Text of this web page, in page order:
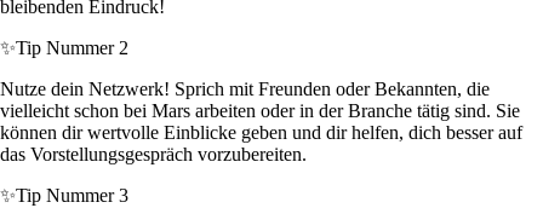
bleibenden Eindruck!
✨Tip Nummer 2
Nutze dein Netzwerk! Sprich mit Freunden oder Bekannten, die
vielleicht schon bei Mars arbeiten oder in der Branche tätig sind. Sie
können dir wertvolle Einblicke geben und dir helfen, dich besser auf
das Vorstellungsgespräch vorzubereiten.
✨Tip Nummer 3